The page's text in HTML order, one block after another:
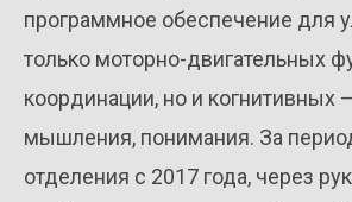
программное обеспечение для
только моторно-двигательных
координации, но и когнитивных
мышления, понимания. За
отделения с 2017 года, через